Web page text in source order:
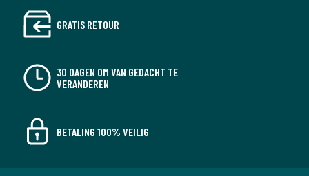
GRATIS RETOUR
30 DAGEN OM VAN GEDACHT TE
VERANDEREN
BETALING 100% VEILIG